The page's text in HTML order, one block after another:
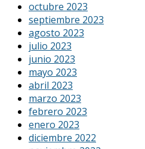
octubre 2023
septiembre 2023
agosto 2023
julio 2023
junio 2023
mayo 2023
abril 2023
marzo 2023
febrero 2023
enero 2023
diciembre 2022